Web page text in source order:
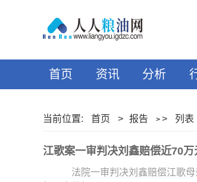
首页 资讯 分析
当前位置: 首页 > 报告 > > 列表
江歌案一审判决刘鑫赔偿近70
法院一审判决刘鑫赔偿江歌母